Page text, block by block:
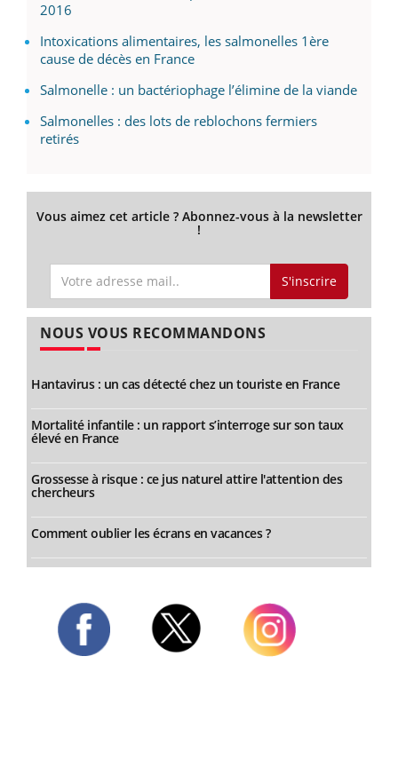
2016
Intoxications alimentaires, les salmonelles 1ère
cause de décès en France
Salmonelle : un bactériophage l’élimine de la viande
Salmonelles : des lots de reblochons fermiers
retirés
Vous aimez cet article ? Abonnez-vous à la newsletter
!
S'inscrire
NOUS VOUS RECOMMANDONS
Hantavirus : un cas détecté chez un touriste en France
Mortalité infantile : un rapport s’interroge sur son taux
élevé en France
Grossesse à risque : ce jus naturel attire l'attention des
chercheurs
Comment oublier les écrans en vacances ?